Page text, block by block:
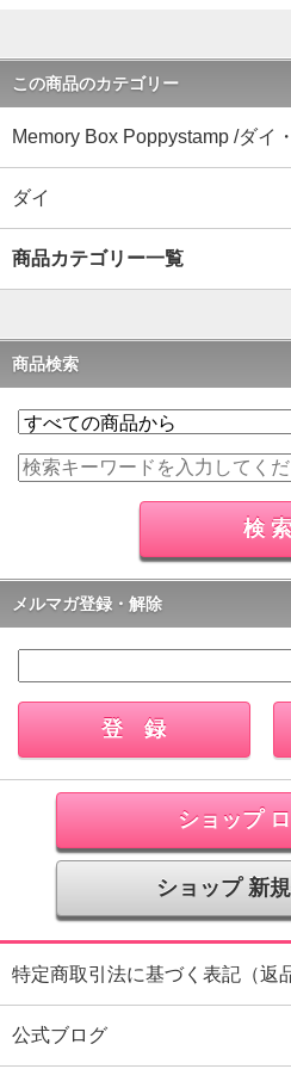
この商品のカテゴリー
Memory Box Poppystamp /ダイ
ダイ
商品カテゴリー一覧
商品検索
メルマガ登録・解除
ショップ
ショップ 新
特定商取引法に基づく表記（返
公式ブログ